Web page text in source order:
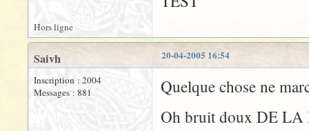
Hors ligne
20-04-2005 16:54
Saivh
Inscription : 2004
Messages : 881
Quelque chose ne
Oh bruit doux DE LA